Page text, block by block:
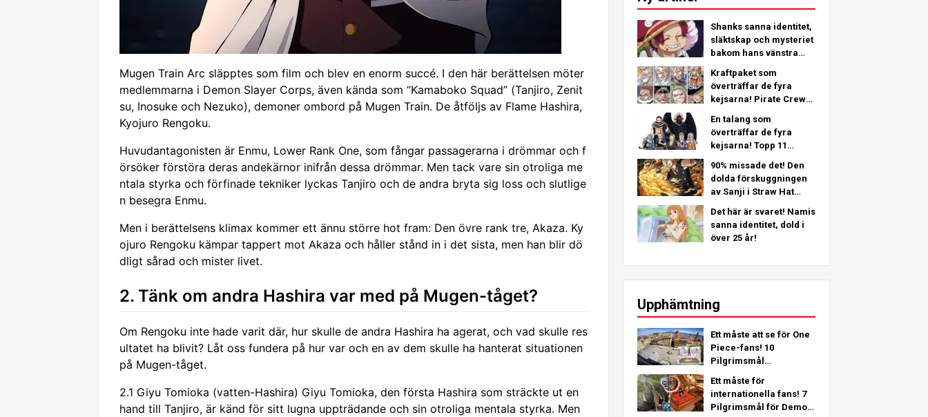
Mugen Train Arc släpptes som film och blev en enorm succé. I den här berättelsen möter
medlemmarna i Demon Slayer Corps, även kända som “Kamaboko Squad” (Tanjiro, Zenit
su, Inosuke och Nezuko), demoner ombord på Mugen Train. De åtföljs av Flame Hashira,
Kyojuro Rengoku.
Huvudantagonisten är Enmu, Lower Rank One, som fångar passagerarna i drömmar och f
örsöker förstöra deras andekärnor inifrån dessa drömmar. Men tack vare sin otroliga me
ntala styrka och förfinade tekniker lyckas Tanjiro och de andra bryta sig loss och slutlige
n besegra Enmu.
Men i berättelsens klimax kommer ett ännu större hot fram: Den övre rank tre, Akaza. Ky
ojuro Rengoku kämpar tappert mot Akaza och håller stånd in i det sista, men han blir dö
dligt sårad och mister livet.
2. Tänk om andra Hashira var med på Mugen-tåget?
Om Rengoku inte hade varit där, hur skulle de andra Hashira ha agerat, och vad skulle res
ultatet ha blivit? Låt oss fundera på hur var och en av dem skulle ha hanterat situationen
på Mugen-tåget.
2.1 Giyu Tomioka (vatten-Hashira) Giyu Tomioka, den första Hashira som sträckte ut en
hand till Tanjiro, är känd för sitt lugna uppträdande och sin otroliga mentala styrka. Men
Shanks sanna identitet,
släktskap och mysteriet
bakom hans vänstra
analys från det senaste
kapitlet!
Kraftpaket som
överträffar de fyra
kejsarna! Pirate Crew
placeringar TOP 11
(Från 5:e till 1:a)
En talang som
överträffar de fyra
kejsarna! Topp 11
Piratbesättning Nr 2
Karaktärer (Från 11:e
till 6:e plats)
90% missade det! Den
dolda förskuggningen
av Sanji i Straw Hat
Det här är svaret! Namis
sanna identitet, dold i
över 25 år!
Upphämtning
Ett måste att se för One
Piece-fans! 10
Pilgrimsmål
inspirerade av verkliga
platser runt om i
världen!
Ett måste för
internationella fans! 7
Pilgrimsmål för Demon